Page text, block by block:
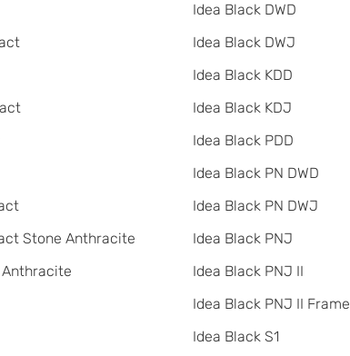
Stone Anthracite
Anthracite
Idea Black DWD
Idea Black DWJ
Idea Black KDD
Idea Black KDJ
Idea Black PDD
Idea Black PN DWD
Idea Black PN DWJ
Idea Black PNJ
Idea Black PNJ II
Idea Black PNJ II Frame
Idea Black S1